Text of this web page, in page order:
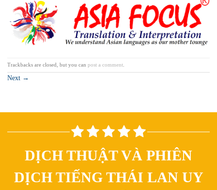
Trackbacks are closed, but you can post a comment
Next →
DỊCH THUẬT VÀ PHIÊN
DỊCH TIẾNG THÁI LAN UY